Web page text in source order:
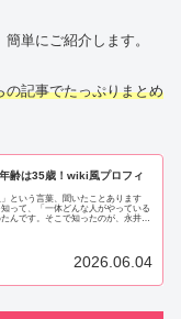
単にご紹介します。
の記事でたっぷりまとめ
齢は35歳！wiki風プロフィ
という言葉、聞いたことあります
って、「一体どんな人がやっている
んです。そこで知ったのが、永井陽
2026.06.04